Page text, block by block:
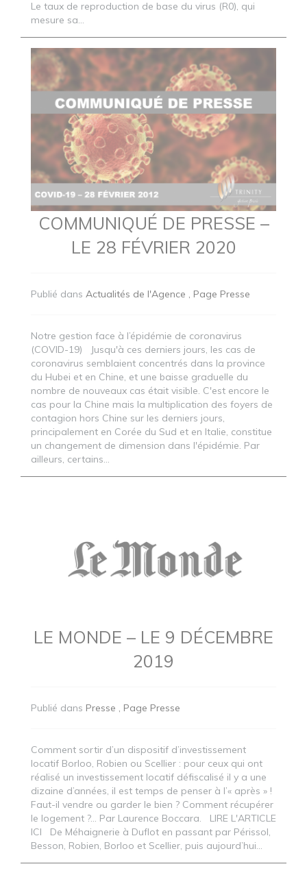
Le taux de reproduction de base du virus (R0), qui
mesure sa...
COMMUNIQUÉ DE PRESSE –
LE 28 FÉVRIER 2020
Publié dans Actualités de l'Agence Page Presse
Notre gestion face à l’épidémie de coronavirus
(COVID-19) Jusqu'à ces derniers jours, les cas de
coronavirus semblaient concentrés dans la province
du Hubei et en Chine, et une baisse graduelle du
nombre de nouveaux cas était visible. C'est encore le
cas pour la Chine mais la multiplication des foyers de
contagion hors Chine sur les derniers jours,
principalement en Corée du Sud et en Italie, constitue
un changement de dimension dans l'épidémie. Par
ailleurs, certains...
LE MONDE – LE 9 DÉCEMBRE
2019
Publié dans Presse Page Presse
Comment sortir d’un dispositif d’investissement
locatif Borloo, Robien ou Scellier : pour ceux qui ont
réalisé un investissement locatif défiscalisé il y a une
dizaine d’années, il est temps de penser à l’« après » !
Faut-il vendre ou garder le bien ? Comment récupérer
le logement ?… Par Laurence Boccara. LIRE L'ARTICLE
ICI De Méhaignerie à Duflot en passant par Périssol,
Besson, Robien, Borloo et Scellier, puis aujourd’hui...